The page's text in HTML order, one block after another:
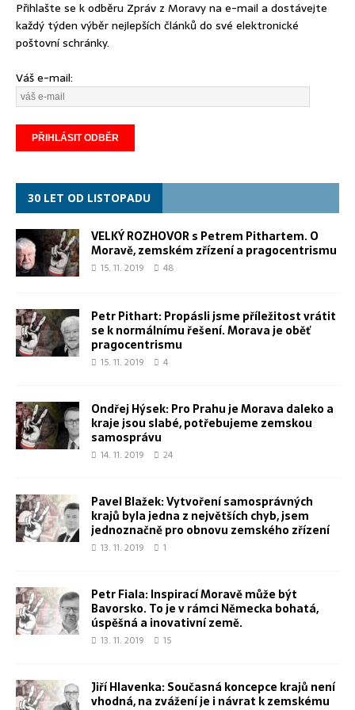
Přihlašte se k odběru Zpráv z Moravy na e-mail a dostávejte
každý týden výběr nejlepších článků do své elektronické
poštovní schránky.
Váš e-mail:
30 LET OD LISTOPADU
VELKÝ ROZHOVOR s Petrem Pithartem. O
Moravě, zemském zřízení a pragocentrismu
15. 11. 2019 48
Petr Pithart: Propásli jsme příležitost vrátit
se k normálnímu řešení. Morava je oběť
pragocentrismu
15. 11. 2019 4
Ondřej Hýsek: Pro Prahu je Morava daleko a
kraje jsou slabé, potřebujeme zemskou
samosprávu
14. 11. 2019 24
Pavel Blažek: Vytvoření samosprávných
krajů byla jedna z největších chyb, jsem
jednoznačně pro obnovu zemského zřízení
13. 11. 2019 1
Petr Fiala: Inspirací Moravě může být
Bavorsko. To je v rámci Německa bohatá,
úspěšná a inovativní země.
13. 11. 2019 15
Jiří Hlavenka: Současná koncepce krajů není
vhodná, na zvážení je i návrat k zemskému